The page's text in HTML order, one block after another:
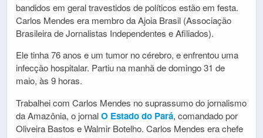
bandidos em geral travestidos de políticos estão em festa.
Carlos Mendes era membro da Ajoia Brasil (Associação
Brasileira de Jornalistas Independentes e Afiliados).
Ele tinha 76 anos e um tumor no cérebro, e enfrentou uma
infecção hospitalar. Partiu na manhã de domingo 31 de
maio, às 9 horas.
Trabalhei com Carlos Mendes no suprassumo do jornalismo
da Amazônia, o jornalO Estado do Pará, comandado por
Oliveira Bastos e Walmir Botelho. Carlos Mendes era chefe